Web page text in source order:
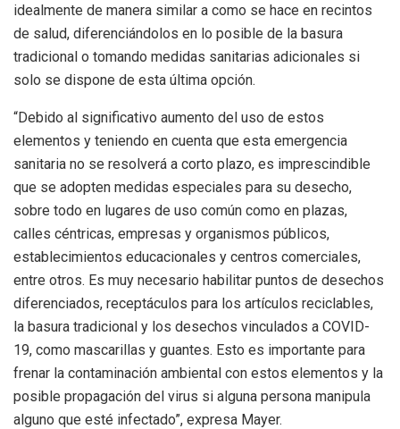
idealmente de manera similar a como se hace en recintos
de salud, diferenciándolos en lo posible de la basura
tradicional o tomando medidas sanitarias adicionales si
solo se dispone de esta última opción.
“Debido al significativo aumento del uso de estos
elementos y teniendo en cuenta que esta emergencia
sanitaria no se resolverá a corto plazo, es imprescindible
que se adopten medidas especiales para su desecho,
sobre todo en lugares de uso común como en plazas,
calles céntricas, empresas y organismos públicos,
establecimientos educacionales y centros comerciales,
entre otros. Es muy necesario habilitar puntos de desechos
diferenciados, receptáculos para los artículos reciclables,
la basura tradicional y los desechos vinculados a COVID-
19, como mascarillas y guantes. Esto es importante para
frenar la contaminación ambiental con estos elementos y la
posible propagación del virus si alguna persona manipula
alguno que esté infectado”, expresa Mayer.